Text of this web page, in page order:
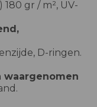
gr / m², UV-
D-ringen.
waargenomen